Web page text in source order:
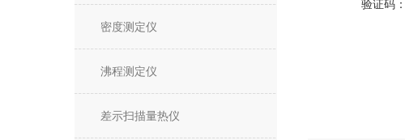
密度测定仪
沸程测定仪
差示扫描量热仪
验证码：